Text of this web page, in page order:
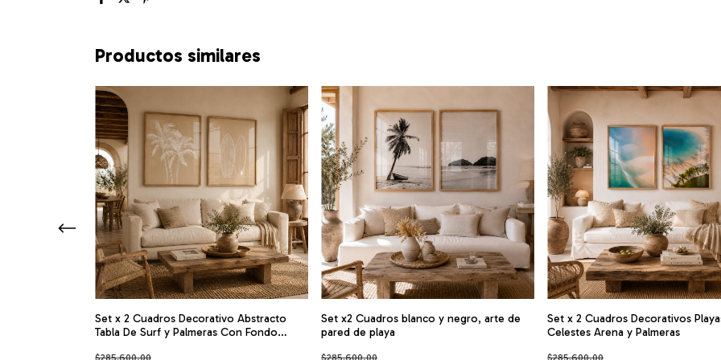
Productos similares
Set x 2 Cuadros Decorativo Abstracto
Tabla De Surf y Palmeras Con Fondo
Set x2 Cuadros blanco y negro, arte de
pared de playa
Set x 2 Cuadros Decorativos
Celestes Arena y Palmeras